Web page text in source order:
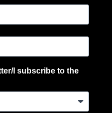
I subscribe to the